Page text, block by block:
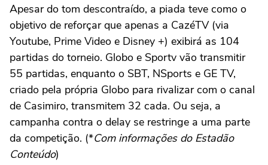
Apesar do tom descontraído, a piada teve como o
objetivo de reforçar que apenas a CazéTV (via
Youtube, Prime Video e Disney +) exibirá as 104
partidas do torneio. Globo e Sportv vão transmitir
55 partidas, enquanto o SBT, NSports e GE TV,
criado pela própria Globo para rivalizar com o canal
de Casimiro, transmitem 32 cada. Ou seja, a
campanha contra o delay se restringe a uma parte
da competição. (*Com informações do Estadão
Conteúdo)